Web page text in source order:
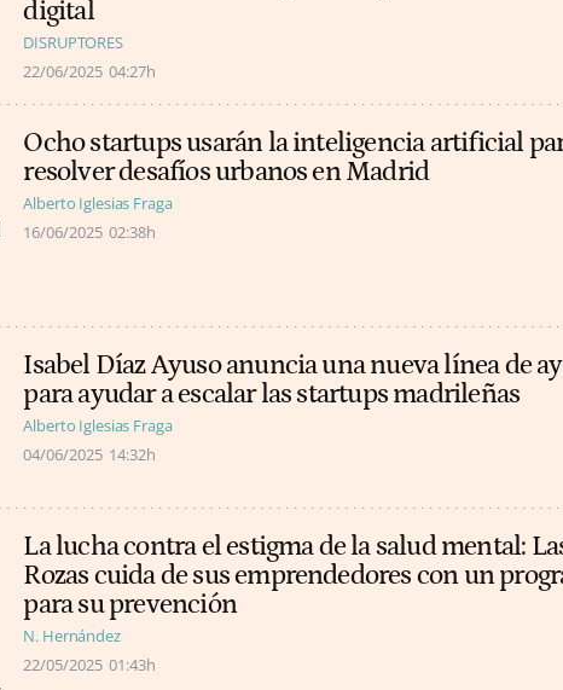
digital
DISRUPTORES
22/06/2025 04:27h
Ocho startups usarán la inteligencia artificial
resolver desafíos urbanos en Madrid
Alberto Iglesias Fraga
16/06/2025 02:38h
Isabel Díaz Ayuso anuncia una nueva línea de
para ayudar a escalar las startups madrileñas
Alberto Iglesias Fraga
04/06/2025 14:32h
La lucha contra el estigma de la salud mental:
Rozas cuida de sus emprendedores con un
para su prevención
N. Hernández
22/05/2025 01:43h